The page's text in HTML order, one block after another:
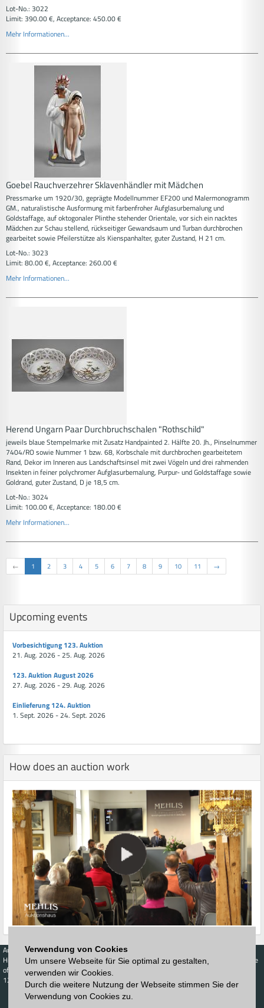
Verwendung von Cookies
Um unsere Webseite für Sie optimal zu gestalten,
verwenden wir Cookies.
Durch die weitere Nutzung der Webseite stimmen Sie der
Verwendung von Cookies zu.
Lot-No.: 3022
Limit: 390.00 €, Acceptance: 450.00 €
Mehr Informationen...
Goebel Rauchverzehrer Sklavenhändler mit Mädchen
Pressmarke um 1920/30, geprägte Modellnummer EF200 und Malermonogramm
GM., naturalistische Ausformung mit farbenfroher Aufglasurbemalung und
Goldstaffage, auf oktogonaler Plinthe stehender Orientale, vor sich ein nacktes
Mädchen zur Schau stellend, rückseitiger Gewandsaum und Turban durchbrochen
gearbeitet sowie Pfeilerstütze als Kienspanhalter, guter Zustand, H 21 cm.
Lot-No.: 3023
Limit: 80.00 €, Acceptance: 260.00 €
Mehr Informationen...
Herend Ungarn Paar Durchbruchschalen "Rothschild"
jeweils blaue Stempelmarke mit Zusatz Handpainted 2. Hälfte 20. Jh., Pinselnummer
7404/RO sowie Nummer 1 bzw. 68, Korbschale mit durchbrochen gearbeitetem
Rand, Dekor im Inneren aus Landschaftsinsel mit zwei Vögeln und drei rahmenden
Insekten in feiner polychromer Aufglasurbemalung, Purpur- und Goldstaffage sowie
Goldrand, guter Zustand, D je 18,5 cm.
Lot-No.: 3024
Limit: 100.00 €, Acceptance: 180.00 €
Mehr Informationen...
← 1 2 3 4 5 6 7 8 9 10 11 →
Upcoming events
Vorbesichtigung 123. Auktion
21. Aug. 2026 - 25. Aug. 2026
123. Auktion August 2026
27. Aug. 2026 - 29. Aug. 2026
Einlieferung 124. Auktion
1. Sept. 2026 - 24. Sept. 2026
How does an auction work
Auctions
Highest acceptance
of bids
123. Auktion
Schedule
Catalog
Buy
Live-Auction
Calendar
Highest acceptance
Auction house